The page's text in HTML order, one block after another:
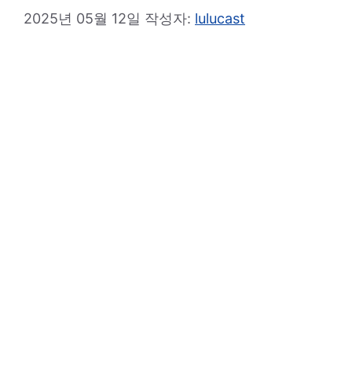
2025년 05월 12일 작성자: lulucast